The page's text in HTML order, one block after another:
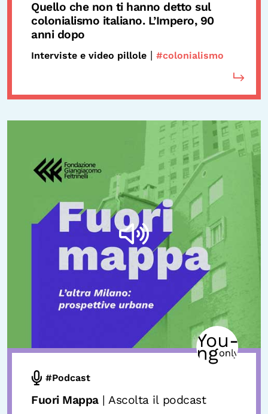
Quello che non ti hanno detto sul
colonialismo italiano. L’Impero, 90
anni dopo
Interviste e video pillole | #colonialismo
#Podcast
Fuori Mappa| Ascolta il podcast